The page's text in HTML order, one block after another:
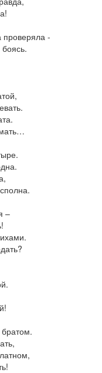
проверяла -
–